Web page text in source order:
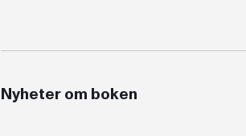
Nyheter om boken